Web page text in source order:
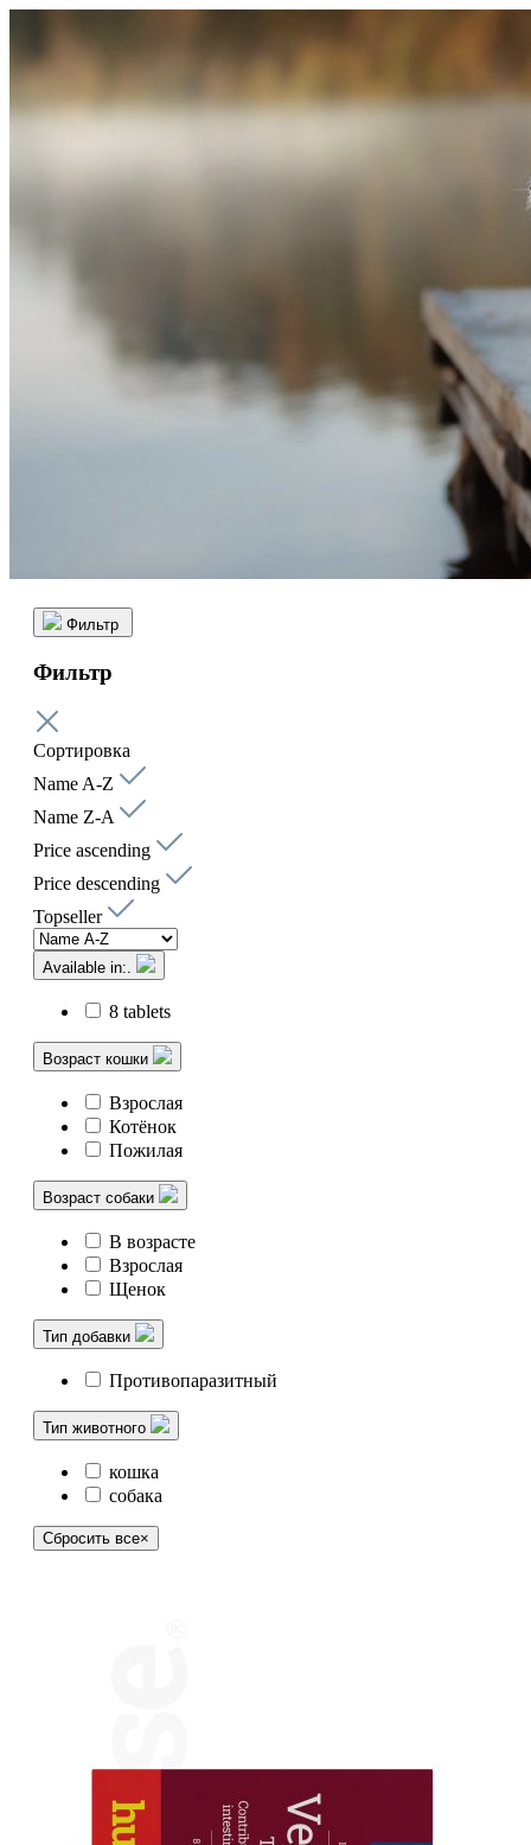
Фильтр
Фильтр
Сортировка
Name A-Z
Name Z-A
Price ascending
Price descending
Topseller
Available in:.
8 tablets
Возраст кошки
Взрослая
Котёнок
Пожилая
Возраст собаки
В возрасте
Взрослая
Щенок
Тип добавки
Противопаразитный
Тип животного
кошка
собака
Сбросить все×